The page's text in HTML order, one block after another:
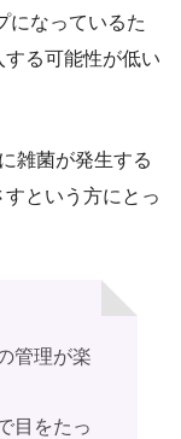
になっているた
る可能性が低い
雑菌が発生する
という方にとっ
管理が楽
目をたっ